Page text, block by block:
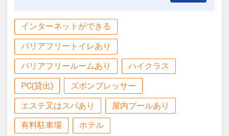
インターネットができる
バリアフリートイレあり
バリアフリールームあり ハイクラス
PC(貸出) ズボンプレッサー
エステ又はスパあり 屋内プールあり
有料駐車場 ホテル